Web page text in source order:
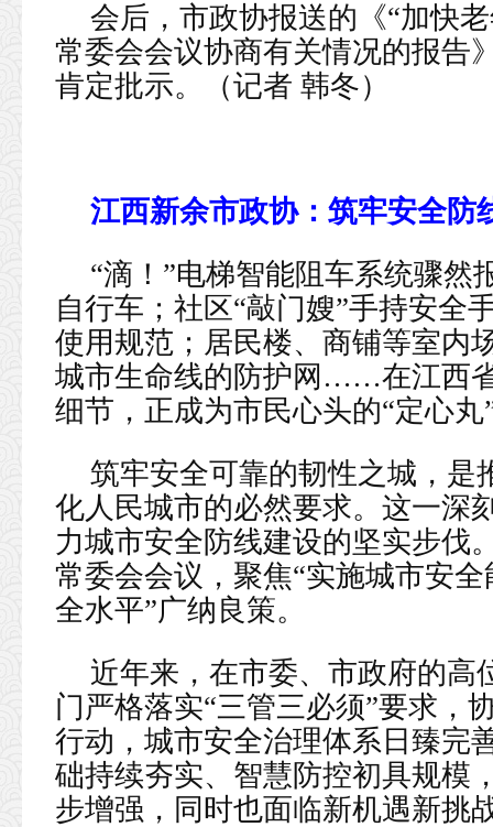
会后，市政协报送的《“加快
常委会会议协商有关情况的报告
肯定批示。（记者 韩冬）
江西新余市政协：筑牢安全防
“滴！”电梯智能阻车系统骤然
自行车；社区“敲门嫂”手持安全
使用规范；居民楼、商铺等室内
城市生命线的防护网……在江西
细节，正成为市民心头的“定心丸
筑牢安全可靠的韧性之城，是
化人民城市的必然要求。这一深
力城市安全防线建设的坚实步伐
常委会会议，聚焦“实施城市安
全水平”广纳良策。
近年来，在市委、市政府的高
门严格落实“三管三必须”要求，
行动，城市安全治理体系日臻完
础持续夯实、智慧防控初具规模
步增强，同时也面临新机遇新挑